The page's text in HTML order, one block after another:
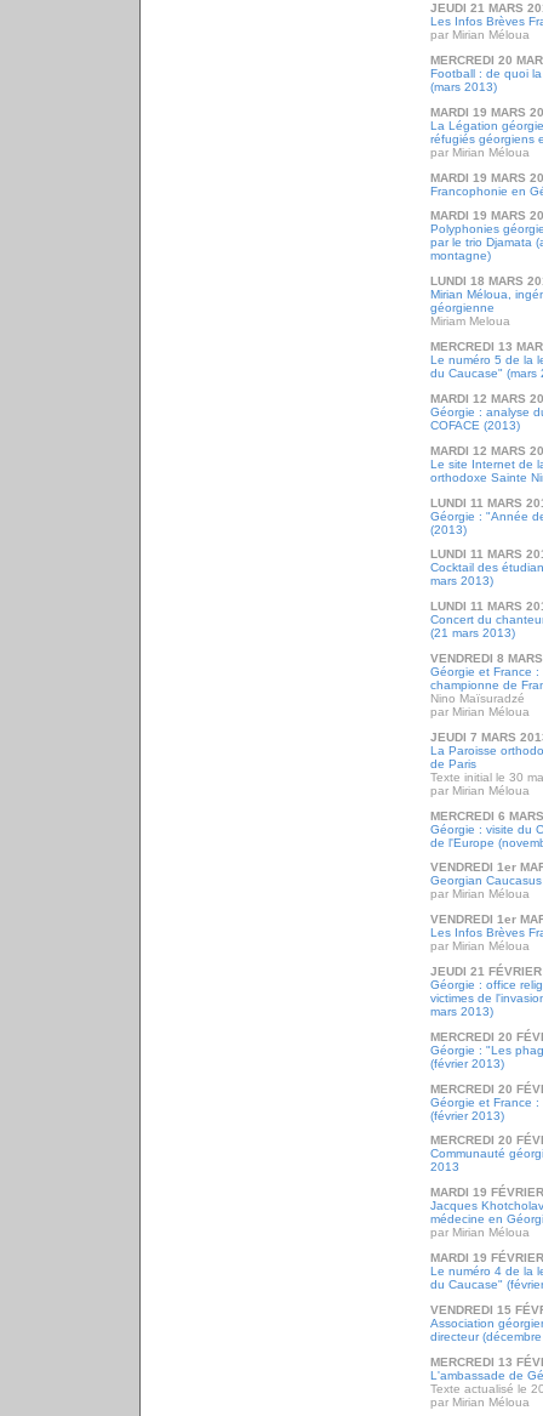
JEUDI 21 MARS
Les Infos Brèves
par Mirian Méloua
MERCREDI 20
Football : de quoi
(mars 2013)
MARDI 19 MARS
La Légation
réfugiés géorgiens
par Mirian Méloua
MARDI 19 MARS
Francophonie en
MARDI 19 MARS
Polyphonies
par le trio Djamata
montagne)
LUNDI 18 MARS
Mirian Méloua,
géorgienne
Miriam Meloua
MERCREDI 13
Le numéro 5 de la
du Caucase" (mars
MARDI 12 MARS
Géorgie : analyse
COFACE (2013)
MARDI 12 MARS
Le site Internet de
orthodoxe Sainte
LUNDI 11 MARS
Géorgie : "Année
(2013)
LUNDI 11 MARS
Cocktail des
mars 2013)
LUNDI 11 MARS
Concert du
(21 mars 2013)
VENDREDI 8
Géorgie et France :
championne de
Nino Maïsuradzé
par Mirian Méloua
JEUDI 7 MARS
La Paroisse
de Paris
Texte initial le 30
par Mirian Méloua
MERCREDI 6
Géorgie : visite du
de l'Europe
VENDREDI 1er
Georgian Caucasus
par Mirian Méloua
VENDREDI 1er
Les Infos Brèves
par Mirian Méloua
JEUDI 21
Géorgie : office
victimes de
mars 2013)
MERCREDI 20
Géorgie : "Les
(février 2013)
MERCREDI 20
Géorgie et France
(février 2013)
MERCREDI 20
Communauté
2013
MARDI 19
Jacques
médecine en
par Mirian Méloua
MARDI 19
Le numéro 4 de la
du Caucase"
VENDREDI 15
Association
directeur
MERCREDI 13
L'ambassade de
Texte actualisé le
par Mirian Méloua